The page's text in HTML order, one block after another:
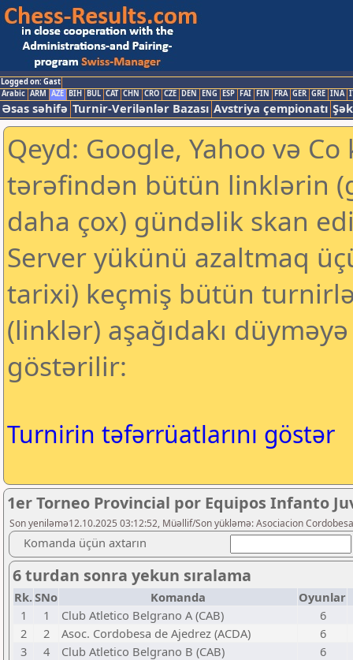
Logged on: Gast
Arabic ARM AZE BIH BUL CAT CHN CRO CZE DEN ENG ESP FAI FIN FRA GER GRE INA
Əsas səhifə Turnir-Verilənlər Bazası Avstriya çempionatı
Qeyd: Google, Yahoo və
tərəfindən bütün linklərin
daha çox) gündəlik skan
Server yükünü azaltmaq
tarixi) keçmiş bütün
(linklər) aşağıdakı
göstərilir:
Turnirin təfərrüatlarını göstər
1er Torneo Provincial por Equipos Infanto
Son yeniləmə12.10.2025 03:12:52, Müəllif/Son yükləmə: Asociacion
Komanda üçün axtarın
6 turdan sonra yekun sıralama
Rk.SNo Komanda Oyunlar
1
1 Club Atletico Belgrano A (CAB)
6
2
2 Asoc. Cordobesa de Ajedrez (ACDA)
6
3
4 Club Atletico Belgrano B (CAB)
6